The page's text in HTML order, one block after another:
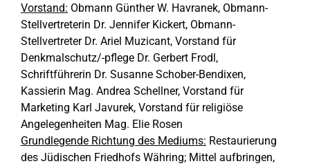
Vorstand: Obmann Günther W. Havranek, Obmann-
Stellvertreterin Dr. Jennifer Kickert, Obmann-
Stellvertreter Dr. Ariel Muzicant, Vorstand für
Denkmalschutz/-pflege Dr. Gerbert Frodl,
Schriftführerin Dr. Susanne Schober-Bendixen,
Kassierin Mag. Andrea Schellner, Vorstand für
Marketing Karl Javurek, Vorstand für religiöse
Angelegenheiten Mag. Elie Rosen
Grundlegende Richtung des Mediums: Restaurierung
des Jüdischen Friedhofs Währing; Mittel aufbringen,